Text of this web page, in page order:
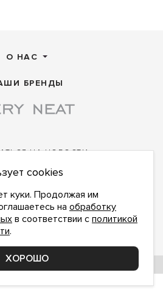
О НАС
БРЕНДЫ
НА НОВОСТИ:
ПОДПИСАТЬСЯ
конфиденциальности
НАПИШИТЕ НАМ
cookies
куки. Продолжая им
на обработку
в соответствии с политикой
.
ХОРОШО